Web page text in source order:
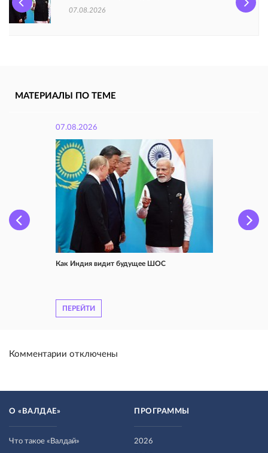
07.08.2026
МАТЕРИАЛЫ ПО ТЕМЕ
07.08.2026
Как Индия видит будущее ШОС
ПЕРЕЙТИ
Комментарии отключены
О «ВАЛДАЕ»
Что такое «Валдай»
ПРОГРАММЫ
2026